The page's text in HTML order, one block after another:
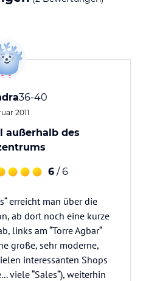
36-40
2011
außerhalb des
6 / 6
erreicht man über die
ab dort noch eine kurze
links am “Torre Agbar“
große, sehr moderne,
interessanten Shops
viele “Sales“), weiterhin